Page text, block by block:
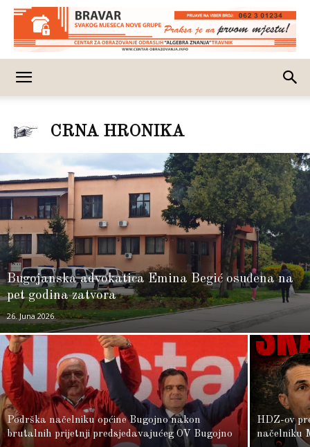
CRNA HRONIKA
Bugojanska advokatica Emina Begić osuđena na
pet godina zatvora
26. Juna 2026.
Podrška načelniku općine Bugojno nakon
brutalnih prijetnji predsjedavajućeg OV Bugojno
HDZ-ov
načelniku